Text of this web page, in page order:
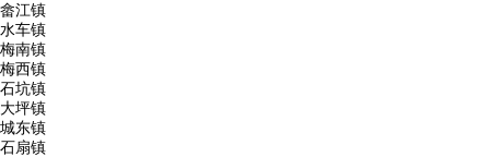
畲江镇
水车镇
梅南镇
梅西镇
石坑镇
大坪镇
城东镇
石扇镇